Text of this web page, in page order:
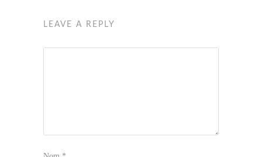
LEAVE A REPLY